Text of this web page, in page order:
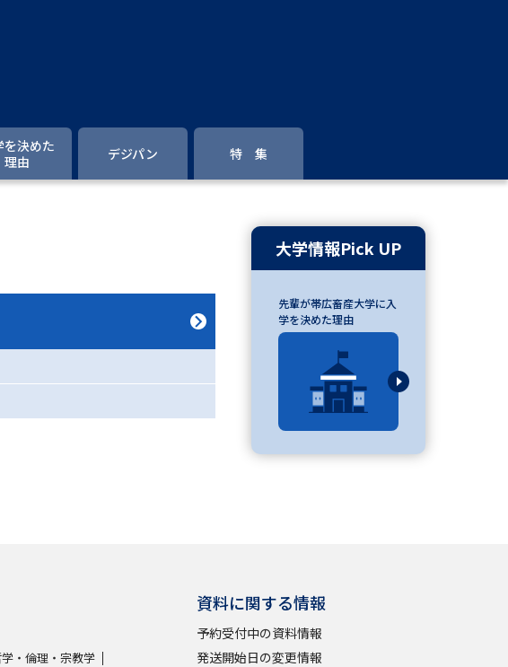
研究 大学検索
デジタルパンフレット
などを調べる
べる
を決めた
理由
デジパン 特 集
大学情報Pick UP
先輩が帯広畜産大学に入
学を決めた理由
・倫理・宗教学
資料に関する情報
予約受付中の資料情報
発送開始日の変更情報